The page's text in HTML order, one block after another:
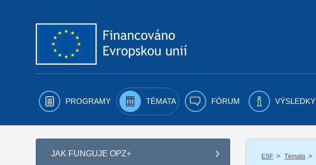
PROGRAMY TÉMATA FÓRUM VÝSLEDKY
JAK FUNGUJE OPZ+ ESF / Témata /